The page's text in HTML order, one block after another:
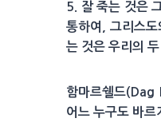
5. 잘 죽는 것은
통하여, 그리스
는 것은 우리의
함마르쉘드(Dag
어느 누구도 바르